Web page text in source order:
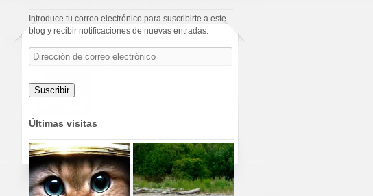
Introduce tu correo electrónico para suscribirte a este
blog y recibir notificaciones de nuevas entradas.
Dirección
de
electrónico
Suscribir
Últimas visitas